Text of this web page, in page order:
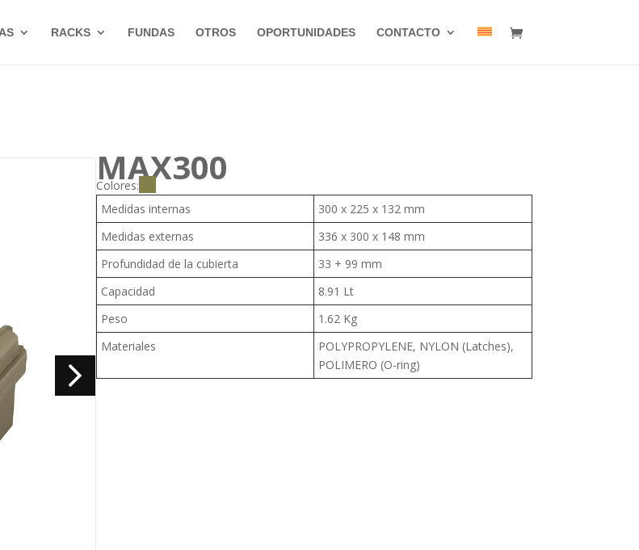
RACKS FUNDAS OTROS OPORTUNIDADES CONTACTO
MAX300
Colores:
Medidas internas
300 x 225 x 132 mm
Medidas externas
336 x 300 x 148 mm
Profundidad de la cubierta
33 + 99 mm
Capacidad
8.91 Lt
Peso
1.62 Kg
Materiales
POLYPROPYLENE, NYLON (Latches),
POLIMERO (O-ring)